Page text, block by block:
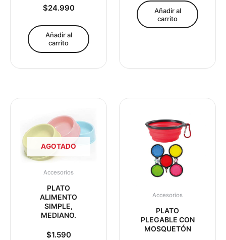
$24.990
Añadir al
carrito
Añadir al
carrito
AGOTADO
Accesorios
PLATO
ALIMENTO
SIMPLE,
MEDIANO.
$1.590
Accesorios
PLATO
PLEGABLE CON
MOSQUETÓN